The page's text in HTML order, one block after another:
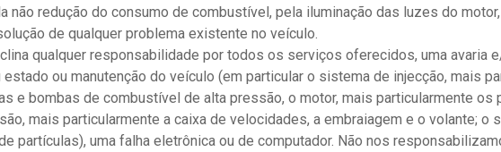
não redução do consumo de combustível, pela iluminação das luzes do
de qualquer problema existente no veículo.
qualquer responsabilidade por todos os serviços oferecidos, uma avaria
estado ou manutenção do veículo (em particular o sistema de injecção, mais
e bombas de combustível de alta pressão, o motor, mais particularmente os
mais particularmente a caixa de velocidades, a embraiagem e o volante; o
partículas), uma falha eletrônica ou de computador. Não nos